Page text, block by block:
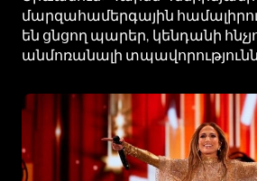
մարզահամերգային
են ցնցող պարեր, կենդանի
անմոռանալի